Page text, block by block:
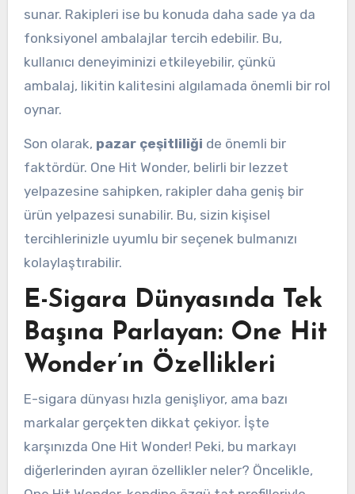
sunar. Rakipleri ise bu konuda daha sade ya da
fonksiyonel ambalajlar tercih edebilir. Bu,
kullanıcı deneyiminizi etkileyebilir, çünkü
ambalaj, likitin kalitesini algılamada önemli bir rol
oynar.
Son olarak, pazar çeşitliliği de önemli bir
faktördür. One Hit Wonder, belirli bir lezzet
yelpazesine sahipken, rakipler daha geniş bir
ürün yelpazesi sunabilir. Bu, sizin kişisel
tercihlerinizle uyumlu bir seçenek bulmanızı
kolaylaştırabilir.
E-Sigara Dünyasında Tek
Başına Parlayan: One Hit
Wonder’ın Özellikleri
E-sigara dünyası hızla genişliyor, ama bazı
markalar gerçekten dikkat çekiyor. İşte
karşınızda One Hit Wonder! Peki, bu markayı
diğerlerinden ayıran özellikler neler? Öncelikle,